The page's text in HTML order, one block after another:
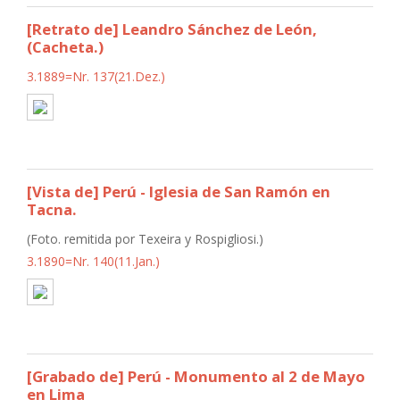
[Retrato de] Leandro Sánchez de León,
(Cacheta.)
3.1889=Nr. 137(21.Dez.)
[Vista de] Perú - Iglesia de San Ramón en
Tacna.
(Foto. remitida por Texeira y Rospigliosi.)
3.1890=Nr. 140(11.Jan.)
[Grabado de] Perú - Monumento al 2 de Mayo
en Lima